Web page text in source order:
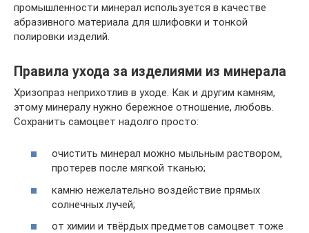
промышленности минерал используется в качестве
абразивного материала для шлифовки и тонкой
полировки изделий.
Правила ухода за изделиями из минерала
Хризопраз неприхотлив в уходе. Как и другим камням,
этому минералу нужно бережное отношение, любовь.
Сохранить самоцвет надолго просто:
очистить минерал можно мыльным раствором,
протерев после мягкой тканью;
камню нежелательно воздействие прямых
солнечных лучей;
от химии и твёрдых предметов самоцвет тоже